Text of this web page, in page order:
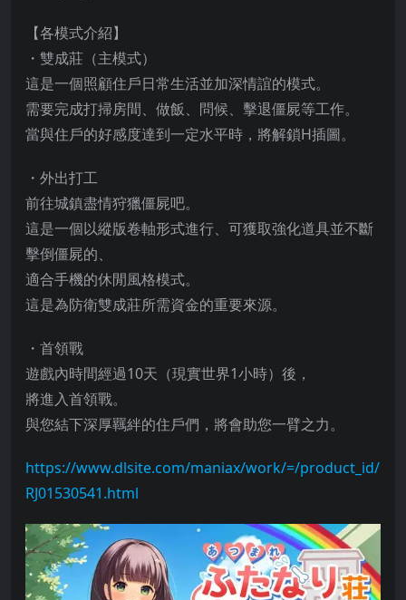
【各模式介紹】
・雙成莊（主模式）
這是一個照顧住戶日常生活並加深情誼的模式。
需要完成打掃房間、做飯、問候、擊退僵屍等工作。
當與住戶的好感度達到一定水平時，將解鎖H插圖。
・外出打工
前往城鎮盡情狩獵僵屍吧。
這是一個以縱版卷軸形式進行、可獲取強化道具並不斷
擊倒僵屍的、
適合手機的休閒風格模式。
這是為防衛雙成莊所需資金的重要來源。
・首領戰
遊戲內時間經過10天（現實世界1小時）後，
將進入首領戰。
與您結下深厚羈絆的住戶們，將會助您一臂之力。
https://www.dlsite.com/maniax/work/=/product_id/
RJ01530541.html